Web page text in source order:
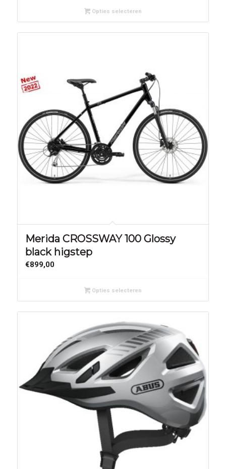
Opties selecteren
Merida CROSSWAY 100 Glossy
black higstep
€899,00
Opties selecteren